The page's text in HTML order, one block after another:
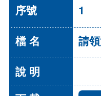
1
請